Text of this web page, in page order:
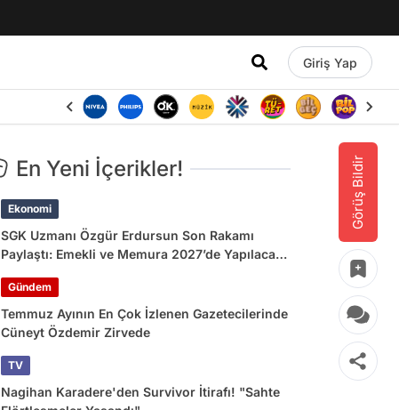
Giriş Yap
Görüş Bildir
En Yeni İçerikler!
Ekonomi
SGK Uzmanı Özgür Erdursun Son Rakamı
Paylaştı: Emekli ve Memura 2027’de Yapılacak
Gündem
Temmuz Ayının En Çok İzlenen Gazetecilerinde
Cüneyt Özdemir Zirvede
TV
Nagihan Karadere'den Survivor İtirafı! "Sahte